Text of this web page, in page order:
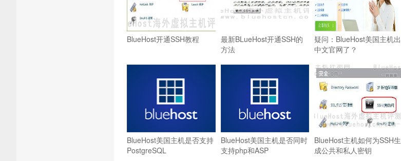
BlueHost开通SSH教程
最新BLueHost开通SSH的
方法
疑问：BlueHost美国主机出
中文官网了？
BlueHost美国主机是否支持
PostgreSQL
BlueHost美国主机是否同时
支持php和ASP
BlueHost主机如何为SSH生
成公共和私人密钥